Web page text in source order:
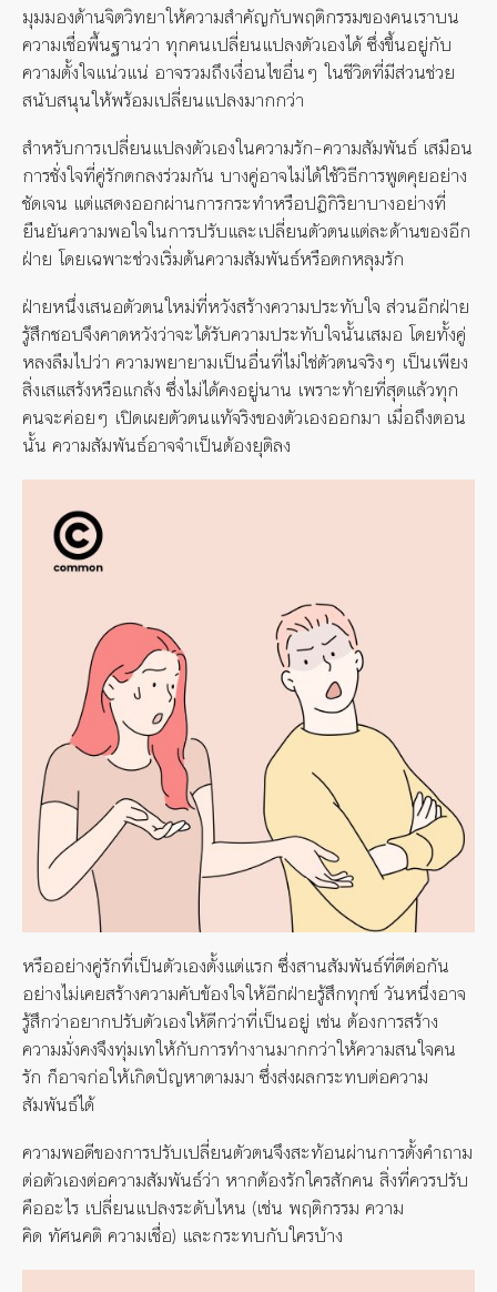
มุมมองด้านจิตวิทยาให้ความสำคัญกับพฤติกรรมของคนเราบน
ความเชื่อพื้นฐานว่า ทุกคนเปลี่ยนแปลงตัวเองได้ซึ่งขึ้นอยู่กับ
ความตั้งใจแน่วแน่ อาจรวมถึงเงื่อนไขอื่นๆ ในชีวิตที่มีส่วนช่วย
สนับสนุนให้พร้อมเปลี่ยนแปลงมากกว่า
สำหรับการเปลี่ยนแปลงตัวเองในความรัก–ความสัมพันธ์ เสมือน
การชั่งใจที่คู่รักตกลงร่วมกัน บางคู่อาจไม่ได้ใช้วิธีการพูดคุยอย่าง
ชัดเจน แต่แสดงออกผ่านการกระทำหรือปฏิกิริยาบางอย่างที่
ยืนยันความพอใจในการปรับและเปลี่ยนตัวตนแต่ละด้านของอีก
ฝ่าย โดยเฉพาะช่วงเริ่มต้นความสัมพันธ์หรือตกหลุมรัก
ฝ่ายหนึ่งเสนอตัวตนใหม่ที่หวังสร้างความประทับใจ ส่วนอีกฝ่าย
รู้สึกชอบจึงคาดหวังว่าจะได้รับความประทับใจนั้นเสมอ โดยทั้งคู่
หลงลืมไปว่า ความพยายามเป็นอื่นที่ไม่ใช่ตัวตนจริงๆ เป็นเพียง
สิ่งเสแสร้งหรือแกล้ง ซึ่งไม่ได้คงอยู่นาน เพราะท้ายที่สุดแล้วทุก
คนจะค่อยๆ เปิดเผยตัวตนแท้จริงของตัวเองออกมา เมื่อถึงตอน
นั้น ความสัมพันธ์อาจจำเป็นต้องยุติลง
หรืออย่างคู่รักที่เป็นตัวเองตั้งแต่แรก ซึ่งสานสัมพันธ์ที่ดีต่อกัน
อย่างไม่เคยสร้างความคับข้องใจให้อีกฝ่ายรู้สึกทุกข์วันหนึ่งอาจ
รู้สึกว่าอยากปรับตัวเองให้ดีกว่าที่เป็นอยู่ เช่น ต้องการสร้าง
ความมั่งคงจึงทุ่มเทให้กับการทำงานมากกว่าให้ความสนใจคน
รัก ก็อาจก่อให้เกิดปัญหาตามมา ซึ่งส่งผลกระทบต่อความ
สัมพันธ์ได้
ความพอดีของการปรับเปลี่ยนตัวตนจึงสะท้อนผ่านการตั้งคำถาม
ต่อตัวเองต่อความสัมพันธ์ว่า หากต้องรักใครสักคน สิ่งที่ควรปรับ
คืออะไร เปลี่ยนแปลงระดับไหน (เช่น พฤติกรรม ความ
คิด ทัศนคติ ความเชื่อ) และกระทบกับใครบ้าง